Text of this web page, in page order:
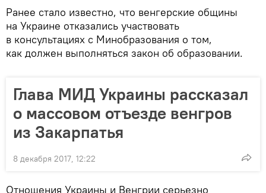
Ранее стало известно, что венгерские общины
на Украине отказались участвовать
в консультациях с Минобразования о том,
как должен выполняться закон об образовании.
Глава МИД Украины рассказал
о массовом отъезде венгров
из Закарпатья
8 декабря 2017, 12:22
Отношения Украины и Венгрии серьезно